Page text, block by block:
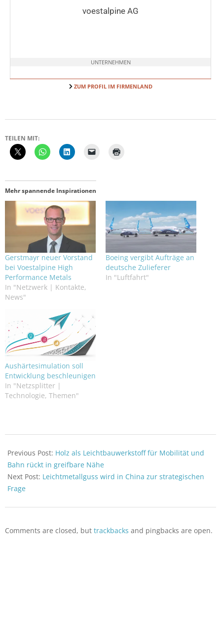
voestalpine AG
UNTERNEHMEN
ZUM PROFIL IM FIRMENLAND
TEILEN MIT:
Mehr spannende Inspirationen
Gerstmayr neuer Vorstand
bei Voestalpine High
Performance Metals
In "Netzwerk | Kontakte,
News"
Boeing vergibt Aufträge an
deutsche Zulieferer
In "Luftfahrt"
Aushärtesimulation soll
Entwicklung beschleunigen
In "Netzsplitter |
Technologie, Themen"
05-
12
Previous Post: Holz als Leichtbauwerkstoff für Mobilität und
Bahn rückt in greifbare Nähe
Next Post: Leichtmetallguss wird in China zur strategischen
Frage
Comments are closed, but trackbacks and pingbacks are open.